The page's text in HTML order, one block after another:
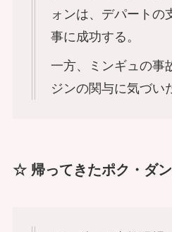
ォンは、デパートの
事に成功する。
一方、ミンギュの事
ジンの関与に気づい
☆ 帰ってきたポク・ダ